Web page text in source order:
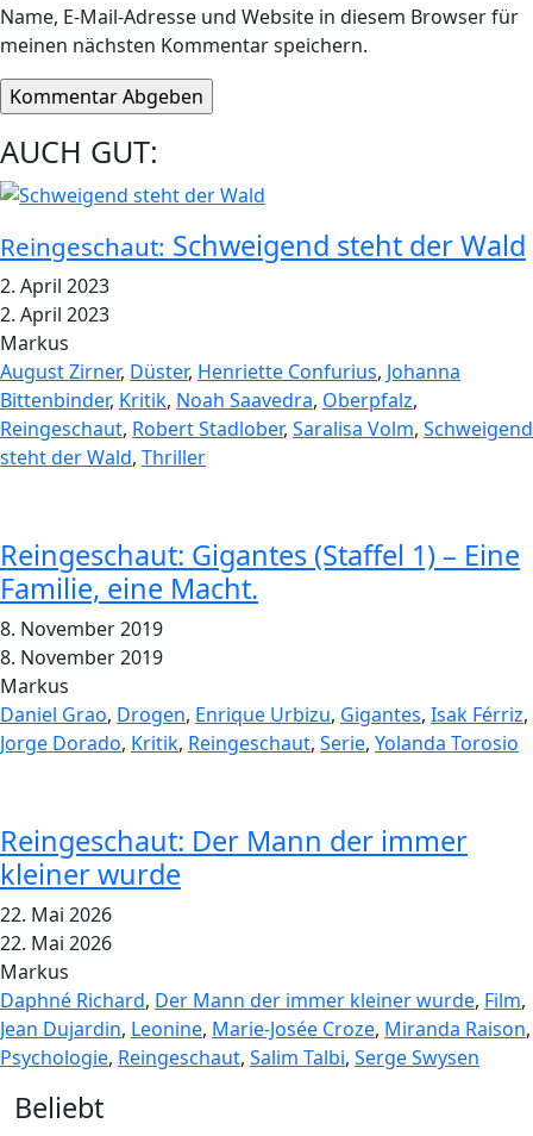
Name, E-Mail-Adresse und Website in diesem Browser für
meinen nächsten Kommentar speichern.
AUCH GUT:
Reingeschaut: Schweigend steht der Wald
2. April 2023
2. April 2023
Markus
August Zirner, Düster, Henriette Confurius, Johanna
Bittenbinder, Kritik, Noah Saavedra, Oberpfalz,
Reingeschaut, Robert Stadlober, Saralisa Volm, Schweigend
steht der Wald, Thriller
Reingeschaut: Gigantes (Staffel 1) – Eine
Familie, eine Macht.
8. November 2019
8. November 2019
Markus
Daniel Grao, Drogen, Enrique Urbizu, Gigantes, Isak Férriz,
Jorge Dorado, Kritik, Reingeschaut, Serie, Yolanda Torosio
Reingeschaut: Der Mann der immer
kleiner wurde
22. Mai 2026
22. Mai 2026
Markus
Daphné Richard, Der Mann der immer kleiner wurde, Film,
Jean Dujardin, Leonine, Marie-Josée Croze, Miranda Raison,
Psychologie, Reingeschaut, Salim Talbi, Serge Swysen
Widgets
Beliebt